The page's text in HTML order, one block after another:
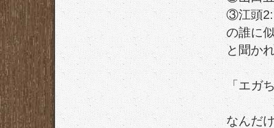
③江頭
の誰に
と聞か
「エガ
なんだ